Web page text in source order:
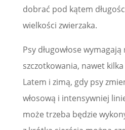
dobrać pod kątem
wielkości zwierzaka.
Psy długowłose
szczotkowania, nawet
Latem i zimą, gdy psy
włosową i intensywniej
może trzeba będzie